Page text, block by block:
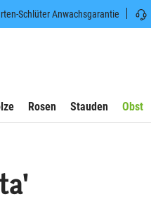
Schlüter Anwachsgarantie
Rosen Stauden Obst